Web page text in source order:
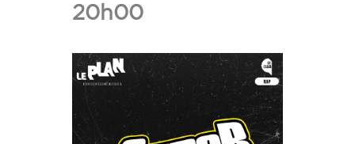
#13
aux
20h00